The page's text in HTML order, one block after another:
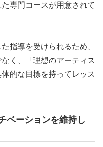
専門コースが用意されて
指導を受けられるため、
く、「理想のアーティス
的な目標を持ってレッス
ベーションを維持し